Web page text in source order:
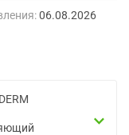
06.08.2026